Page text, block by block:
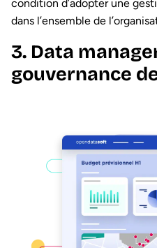
condition d’adopter une
dans l’ensemble de
3. Data
gouvernance